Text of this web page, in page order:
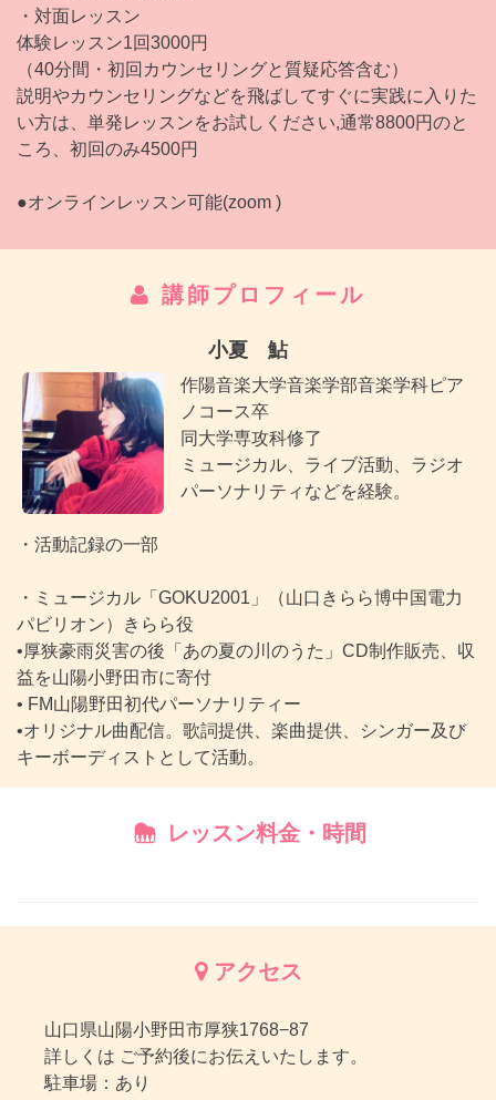
・対面レッスン
体験レッスン1回3000円
（40分間・初回カウンセリングと質疑応答含む）
説明やカウンセリングなどを飛ばしてすぐに実践に入りた
い方は、単発レッスンをお試しください,通常8800円のと
ころ、初回のみ4500円
●オンラインレッスン可能(zoom )
講師プロフィール
小夏 鮎
作陽音楽大学音楽学部音楽学科ピア
ノコース卒
同大学専攻科修了
ミュージカル、ライブ活動、ラジオ
パーソナリティなどを経験。
・活動記録の一部
・ミュージカル「GOKU2001」（山口きらら博中国電力
パビリオン）きらら役
•厚狭豪雨災害の後「あの夏の川のうた」CD制作販売、収
益を山陽小野田市に寄付
• FM山陽野田初代パーソナリティー
•オリジナル曲配信。歌詞提供、楽曲提供、シンガー及び
キーボーディストとして活動。
レッスン料金・時間
アクセス
山口県山陽小野田市厚狭1768−87
詳しくは ご予約後にお伝えいたします。
駐車場：あり